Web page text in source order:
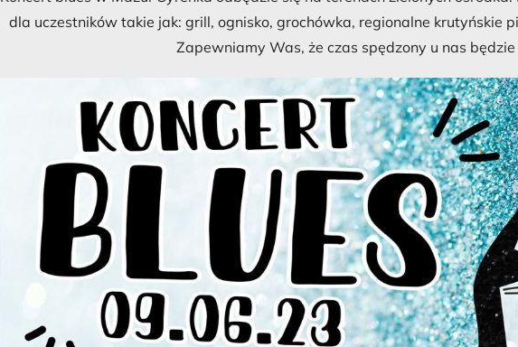
dla uczestników takie jak: grill, ognisko, grochówka, regionalne krutyńskie
Zapewniamy Was, że czas spędzony u nas